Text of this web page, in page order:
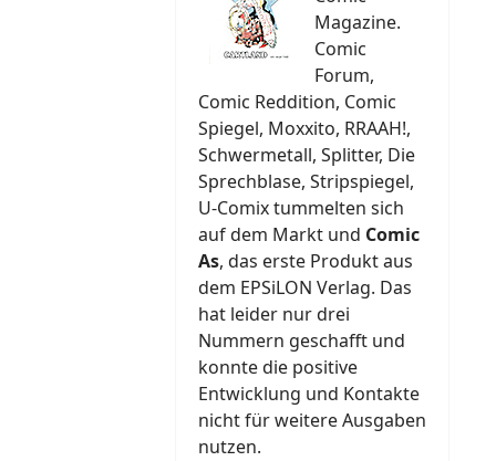
Magazine.
Comic
Forum,
Comic Reddition, Comic
Spiegel, Moxxito, RRAAH!,
Schwermetall, Splitter, Die
Sprechblase, Stripspiegel,
U-Comix tummelten sich
auf dem Markt und Comic
As, das erste Produkt aus
dem EPSiLON Verlag. Das
hat leider nur drei
Nummern geschafft und
konnte die positive
Entwicklung und Kontakte
nicht für weitere Ausgaben
nutzen.